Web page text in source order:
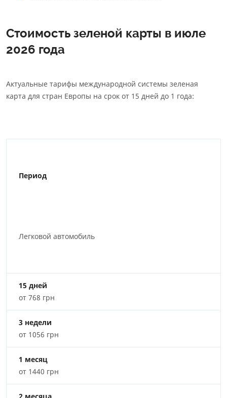
Стоимость зеленой карты в июле
2026 года
Актуальные тарифы международной системы зеленая
карта для стран Европы на срок от 15 дней до 1 года:
Период
Легковой автомобиль
15 дней
от 768 грн
3 недели
от 1056 грн
1 месяц
от 1440 грн
2 месяца